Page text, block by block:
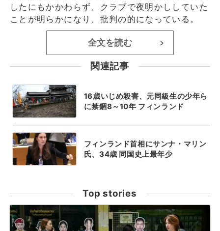
したにもかかわらず、クラブで夜明かししていた
ことが明らかになり、批判の的になっている。
全文を読む >
関連記事
16歳いじめ殺害、元同級生の少年ら
に禁錮8～10年 フィンランド
フィンランド首相にサンナ・マリン
氏、34歳 同国史上最年少
Top stories